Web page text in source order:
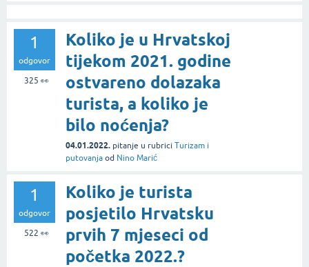
1
odgovor
325 👀
Koliko je u Hrvatskoj
tijekom 2021. godine
ostvareno dolazaka
turista, a koliko je
bilo noćenja?
04.01.2022. pitanje u rubrici Turizam i
putovanja od Nino Marić
1
odgovor
522 👀
Koliko je turista
posjetilo Hrvatsku
prvih 7 mjeseci od
početka 2022.?